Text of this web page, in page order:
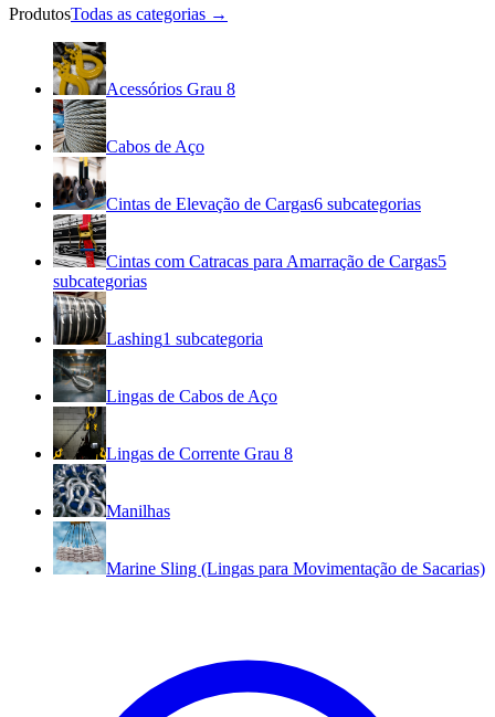
ProdutosTodas as categorias →
Acessórios Grau 8
Cabos de Aço
Cintas de Elevação de Cargas6 subcategorias
Cintas com Catracas para Amarração de Cargas5
subcategorias
Lashing1 subcategoria
Lingas de Cabos de Aço
Lingas de Corrente Grau 8
Manilhas
Marine Sling (Lingas para Movimentação de Sacarias)